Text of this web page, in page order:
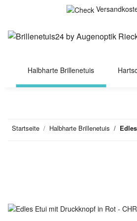
Halbharte Brillenetuis
Startseite Halbharte Brillenetuis